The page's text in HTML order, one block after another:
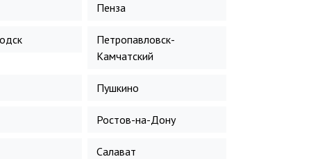
Пенза
Петропавловск-
Камчатский
Пушкино
Ростов-на-Дону
Салават